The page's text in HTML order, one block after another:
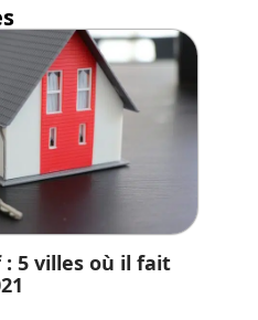
5 villes où il fait